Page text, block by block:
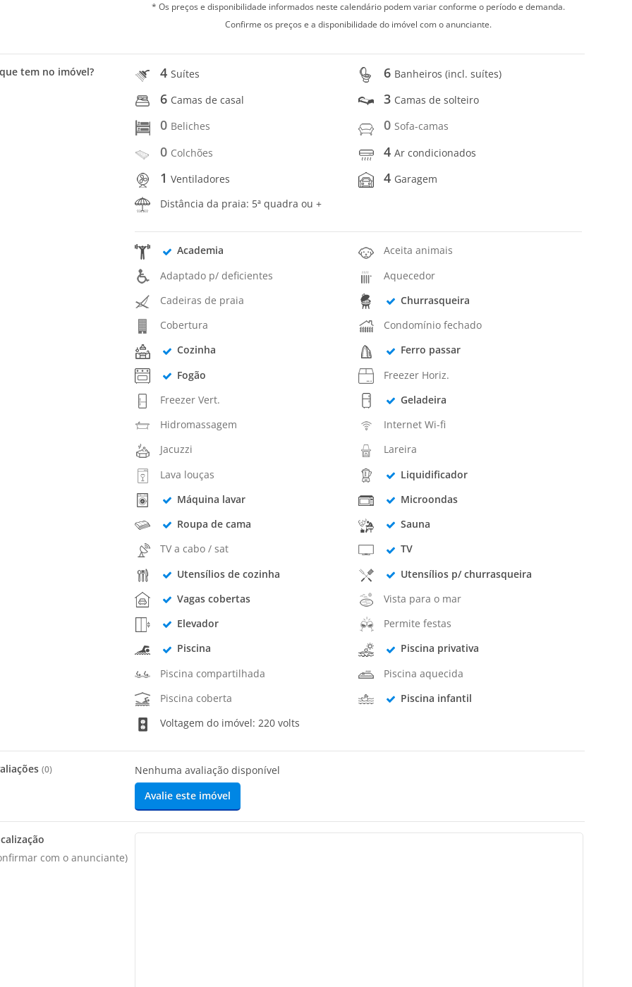
* Os preços e disponibilidade informados neste calendário podem variar conforme o período e demanda.
Confirme os preços e a disponibilidade do imóvel com o anunciante.
tem no imóvel? 4Suítes 6 Banheiros (incl. suítes)
6 Camas de casal 3 Camas de solteiro
0 Beliches 0 Sofa-camas
0 Colchões 4Ar condicionados
1Ventiladores 4 Garagem
Distância da praia: 5ª quadra ou +
Academia
Aceita animais
Adaptado p/ deficientes
Aquecedor
Cadeiras de praia
Churrasqueira
Cobertura
Condomínio fechado
Cozinha
Ferro passar
Fogão
Freezer Horiz.
Freezer Vert.
Geladeira
Hidromassagem
Internet Wi-fi
Jacuzzi
Lareira
Lava louças
Liquidificador
Máquina lavar
Microondas
Roupa de cama
Sauna
TV a cabo / sat
TV
Utensílios de cozinha
Utensílios p/ churrasqueira
Vagas cobertas
Vista para o mar
Elevador
Permite festas
Piscina
Piscina privativa
Piscina compartilhada
Piscina aquecida
Piscina coberta
Piscina infantil
Voltagem do imóvel: 220 volts
(0)
Nenhuma avaliação disponível
Avalie este imóvel
com o anunciante)